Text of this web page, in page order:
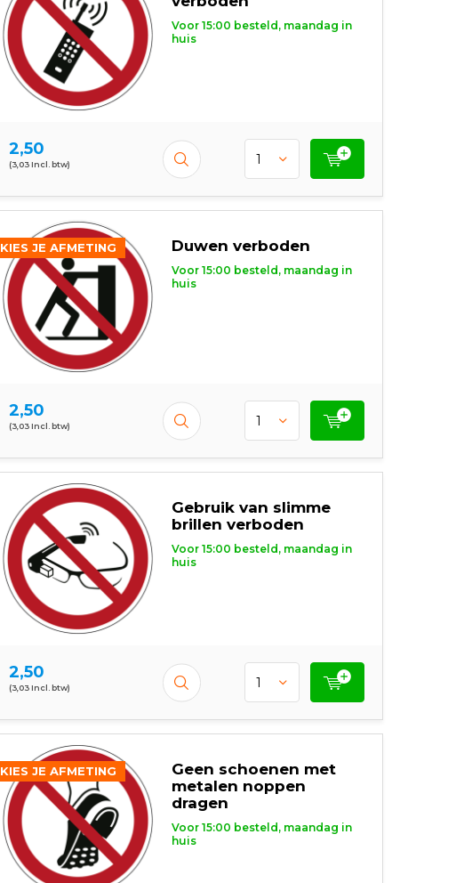
Voor 15:00 besteld, maandag in
huis
2,50
(3,03 Incl. btw)
Duwen verboden
Voor 15:00 besteld, maandag in
huis
KIES JE AFMETING
2,50
(3,03 Incl. btw)
Gebruik van slimme
brillen verboden
Voor 15:00 besteld, maandag in
huis
2,50
(3,03 Incl. btw)
Geen schoenen met
metalen noppen
dragen
Voor 15:00 besteld, maandag in
huis
KIES JE AFMETING